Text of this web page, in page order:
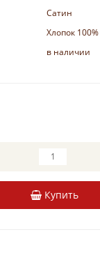
Сатин
Хлопок 100%
в наличии
Купить